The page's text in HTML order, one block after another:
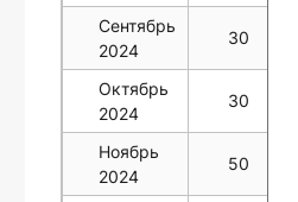
Сентябрь
2024
30
Октябрь
2024
30
Ноябрь
2024
50